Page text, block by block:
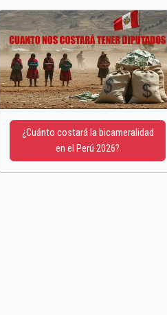
¿Cuánto costará la bicameralidad
en el Perú 2026?